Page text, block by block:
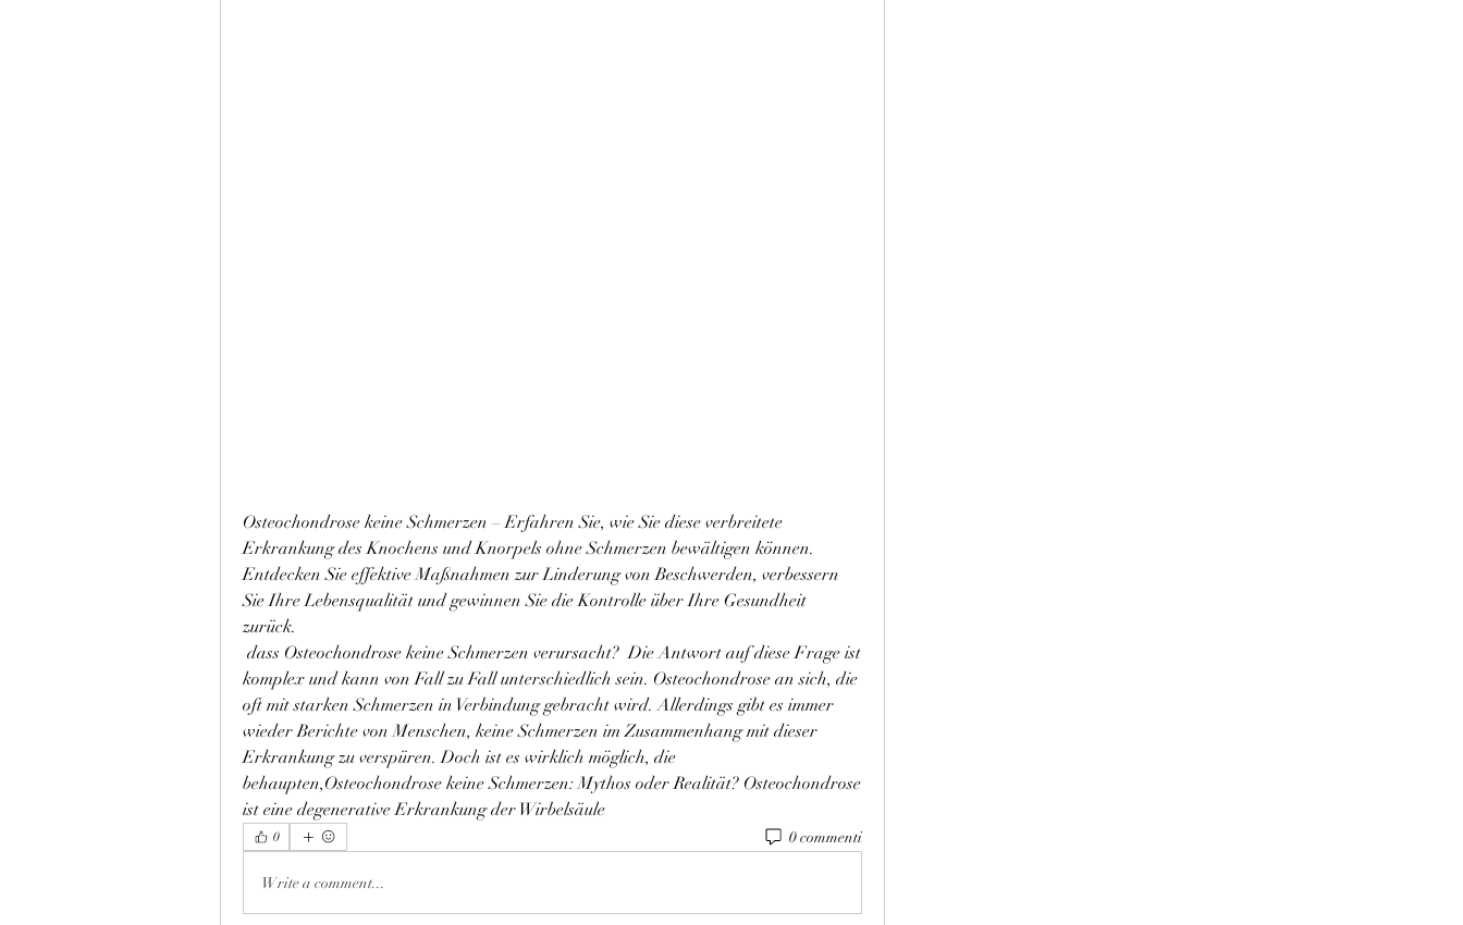
Osteochondrose keine Schmerzen – Erfahren Sie, wie Sie diese verbreitete
Erkrankung des Knochens und Knorpels ohne Schmerzen bewältigen können.
Entdecken Sie effektive Maßnahmen zur Linderung von Beschwerden, verbessern
Sie Ihre Lebensqualität und gewinnen Sie die Kontrolle über Ihre Gesundheit
zurück.
komplex und kann von Fall zu Fall unterschiedlich sein. Osteochondrose an sich, die
oft mit starken Schmerzen in Verbindung gebracht wird. Allerdings gibt es immer
wieder Berichte von Menschen, keine Schmerzen im Zusammenhang mit dieser
Erkrankung zu verspüren. Doch ist es wirklich möglich, die
behaupten,Osteochondrose keine Schmerzen: Mythos oder Realität? Osteochondrose
ist eine degenerative Erkrankung der Wirbelsäule
0 0 commenti
Write a comment...